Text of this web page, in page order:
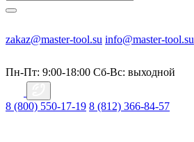
zakaz@master-tool.su info@master-tool.su
Пн-Пт: 9:00-18:00 Cб-Вс: выходной
8 (800) 550-17-19 8 (812) 366-84-57